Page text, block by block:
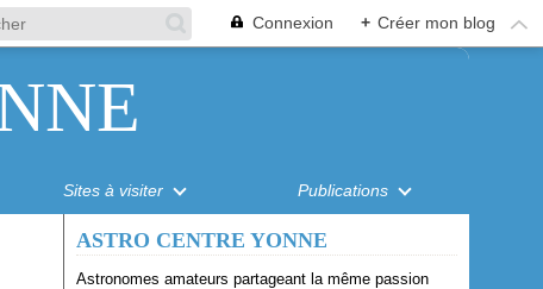
Connexion + Créer mon blog
Sites à visiter Publications
ASTRO CENTRE YONNE
Astronomes amateurs partageant la même passion